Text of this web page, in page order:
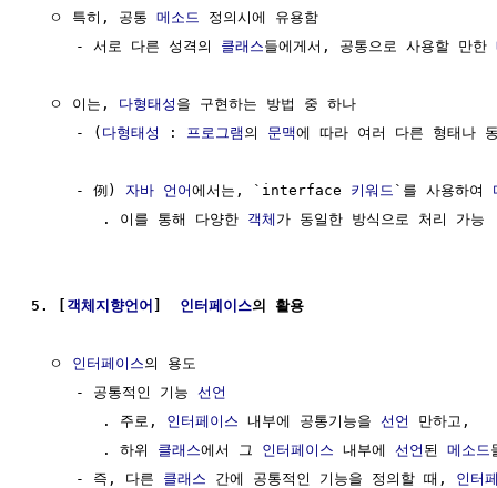
  ㅇ 특히, 공통
메소드
정의시에 유용함
     - 서로 다른 성격의
클래스들에게서, 공통으로 사용할 만한
  ㅇ 이는,
다형태성 을 구현하는 방법 중 하나
     - (
다형태성 : 프로그램 의 문맥에 따라 여러 다른 형태나
     - 例)
자바 언어에서는, `interface 키워드 `를 사용하여
        . 이를 통해 다양한
객체 가 동일한 방식으로 처리 가능
5. [ 객체지향언어 ] 인터페이스의 활용
  ㅇ
인터페이스의 용도
     - 공통적인 기능
선언
        . 주로,
인터페이스 내부에 공통기능을 선언
만하고,
        . 하위
클래스에서 그 인터페이스 내부에 선언 된 메소드
     - 즉, 다른
클래스 간에 공통적인 기능을 정의할 때, 인터